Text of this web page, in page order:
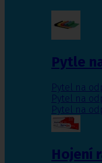
Pytle
Pytel na
Pytel na
Pytel na
Hojení